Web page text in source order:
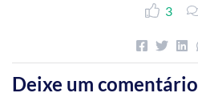
3
Deixe um comentário